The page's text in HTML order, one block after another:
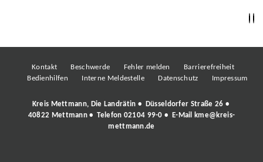
Kontakt Beschwerde Fehler melden
Barrierefreiheit
Bedienhilfen
Interne Meldestelle Datenschutz Impressum
Kreis Mettmann, Die Landrätin • Düsseldorfer Straße 26 •
40822 Mettmann • Telefon 02104 99-0 • E-Mail
kme@kreis-
mettmann.de